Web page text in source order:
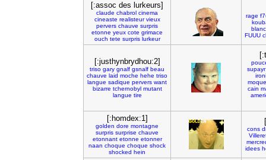
[:assoc des lurkeurs]
claude chabrol cinema
cineaste realisteur vieux
pervers chauve surpris
etonne yeux cote grimace
ouch tete surpris lurkeur
rage
blanc
FUUU
[:justhynbrydhou:2]
triso gary gnalf gsnalf beau
chauve laid moche hehe triso
langue sadique pervers want
bizarre tchernobyl mutant
langue tire
supayr
cain
[:homdex:1]
golden dore montagne
surpris surprise chauve
etonnant etonne etonner
naan choque choque shock
shocked hein
cons
idees